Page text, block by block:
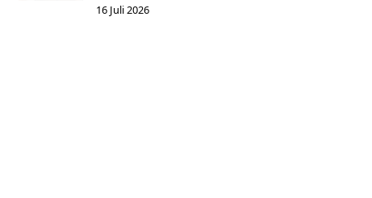
16 Juli 2026